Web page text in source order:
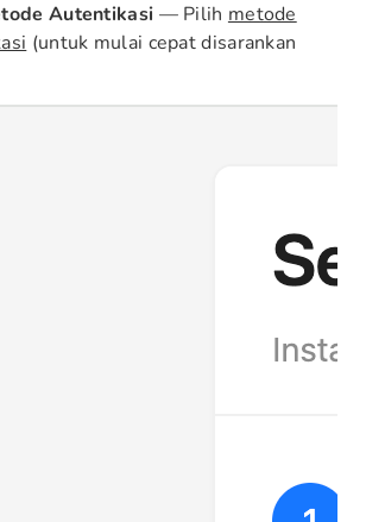
Autentikasi — Pilih metode
(untuk mulai cepat disarankan